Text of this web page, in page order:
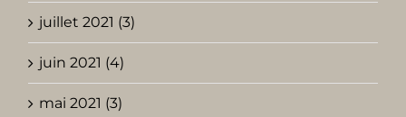
juillet 2021 (3)
juin 2021 (4)
mai 2021 (3)